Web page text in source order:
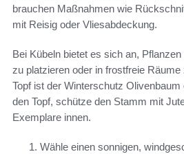
brauchen Maßnahmen wie
mit Reisig oder Vliesabdeckung.
Bei Kübeln bietet es sich an,
zu platzieren oder in frostfreie
Topf ist der Winterschutz
den Topf, schütze den Stamm mit
Exemplare innen.
Wähle einen sonnigen,